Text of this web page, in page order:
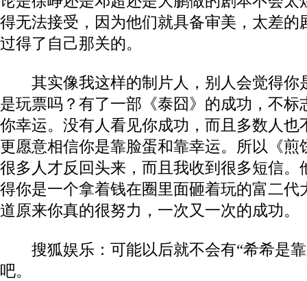
得无法接受，因为他们就具备审美，太差的
过得了自己那关的。
其实像我这样的制片人，别人会觉得你
是玩票吗？有了一部《泰囧》的成功，不标
你幸运。没有人看见你成功，而且多数人也
更愿意相信你是靠脸蛋和靠幸运。所以《煎
很多人才反回头来，而且我收到很多短信。
得你是一个拿着钱在圈里面砸着玩的富二代
道原来你真的很努力，一次又一次的成功。
搜狐娱乐：可能以后就不会有“希希是靠
吧。